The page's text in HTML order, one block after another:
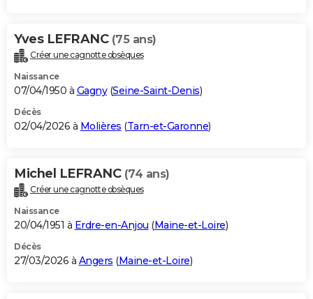
Yves LEFRANC (75 ans)
Créer une cagnotte obsèques
Naissance
07/04/1950 à Gagny(Seine-Saint-Denis)
Décès
02/04/2026 à Molières (Tarn-et-Garonne)
Michel LEFRANC (74 ans)
Créer une cagnotte obsèques
Naissance
20/04/1951 à Erdre-en-Anjou (Maine-et-Loire)
Décès
27/03/2026 à Angers (Maine-et-Loire)